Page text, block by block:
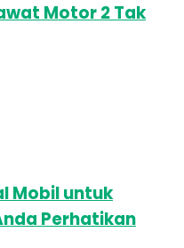
Motor 2 Tak
Mobil untuk
Perhatikan